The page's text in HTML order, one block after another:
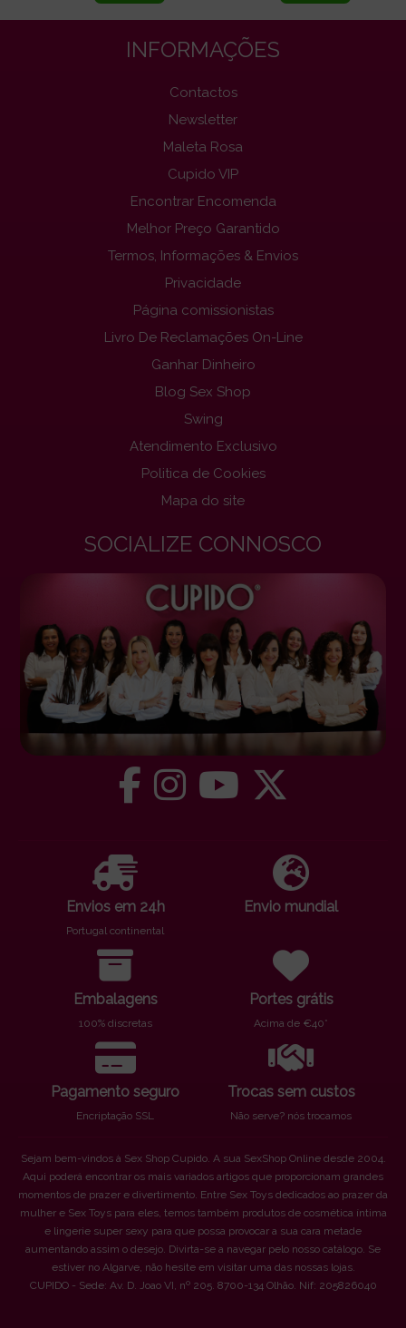
INFORMAÇÕES
Contactos
Newsletter
Maleta Rosa
Cupido VIP
Encontrar Encomenda
Melhor Preço Garantido
Termos, Informações & Envios
Privacidade
Página comissionistas
Livro De Reclamações On-Line
Ganhar Dinheiro
Blog Sex Shop
Swing
Atendimento Exclusivo
Politica de Cookies
Mapa do site
SOCIALIZE CONNOSCO
Envios em 24h
Portugal continental
Envio mundial
Embalagens
100% discretas
Portes grátis
Acima de €40*
Pagamento seguro
Encriptação SSL
Trocas sem custos
Não serve? nós trocamos
Sejam bem-vindos à Sex Shop Cupido. A sua SexShop Online desde 2004.
Aqui poderá encontrar os mais variados artigos que proporcionam grandes
momentos de prazer e divertimento. Entre Sex Toys dedicados ao prazer da
mulher e Sex Toys para eles, temos também produtos de cosmética íntima
e lingerie super sexy para que possa provocar a sua cara metade
aumentando assim o desejo. Divirta-se a navegar pelo nosso catálogo. Se
estiver no Algarve, não hesite em visitar uma das nossas lojas.
CUPIDO - Sede: Av. D. Joao VI, nº 205. 8700-134 Olhão. Nif: 205826040